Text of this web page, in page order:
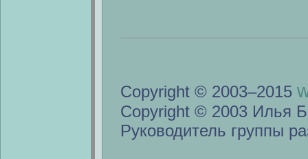
Copyright © 2003–2015
Copyright © 2003 Илья
Руководитель группы